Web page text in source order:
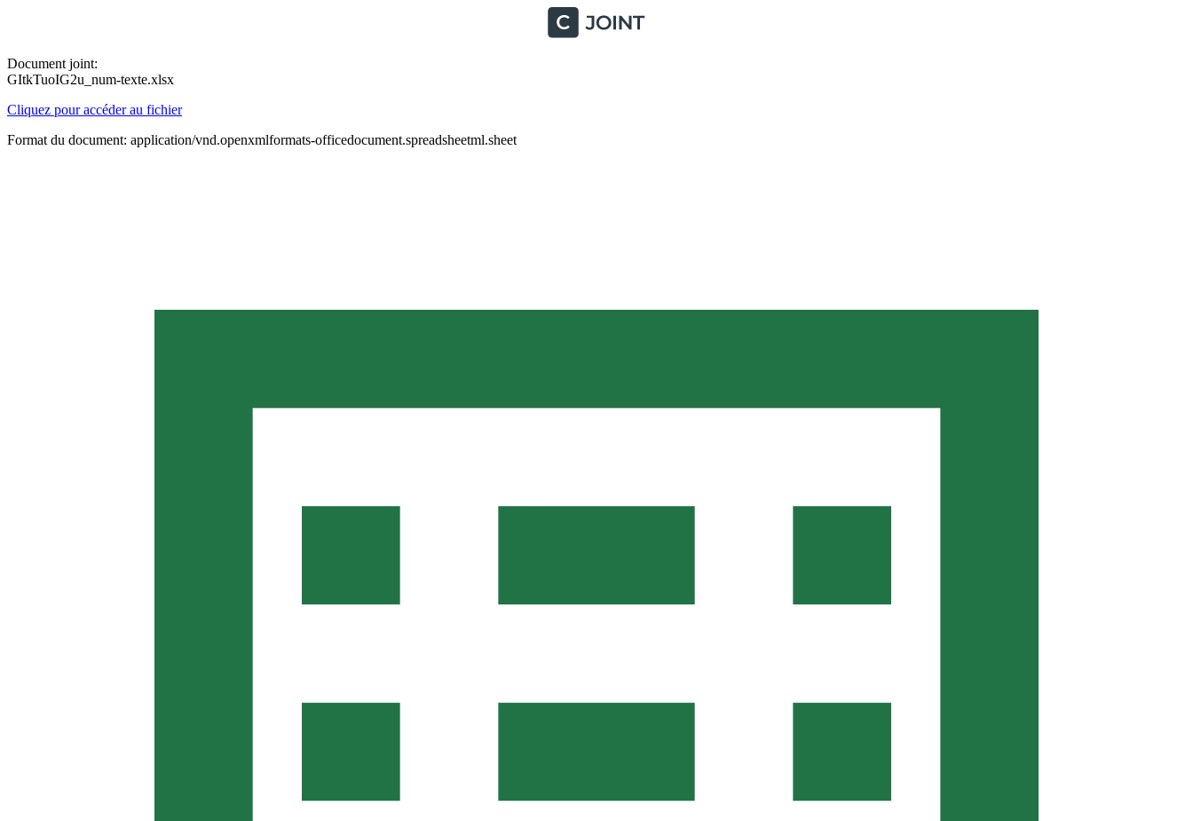
Document joint:
GItkTuoIG2u_num-texte.xlsx
Cliquez pour accéder au fichier
Format du document: application/vnd.openxmlformats-officedocument.spreadsheetml.sheet